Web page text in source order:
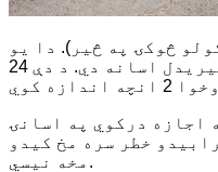
پونډه وزن لري (تقریبا د فلزي فولډ کولو څوکۍ په څیر). دا یو
ښکلی، ساده شکل او یو ډیر پتلی پروفایل لري - یوازې 4.3 انچه ژوروالی اندازه کوي - نو حتی که ستاسو ګراج په ځای کې تنګ وي، نو له هغې څخه تیریدل اسانه دي. د دې 24
اجازه درکوي په اسانۍ
خطر سره مخ کیدو
مخه نیسي.